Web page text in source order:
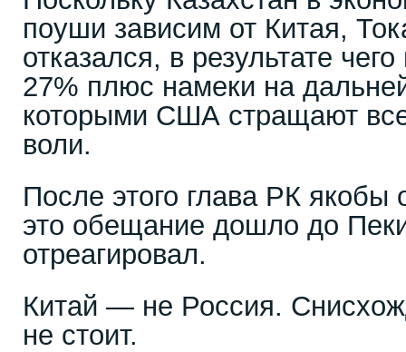
поуши зависим от Китая,
отказался, в результате
27% плюс намеки на
которыми США стращают
воли.
После этого глава РК
это обещание дошло до
отреагировал.
Китай — не Россия.
не стоит.